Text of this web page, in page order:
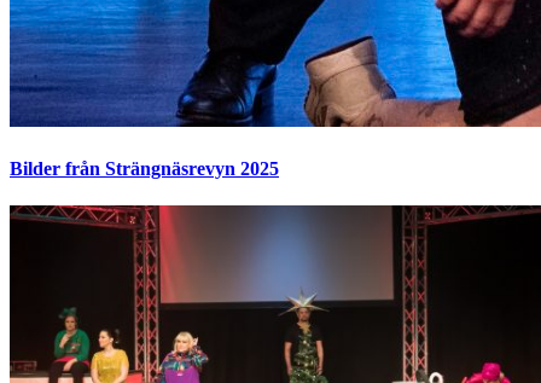
Bilder från Strängnäsrevyn 2025